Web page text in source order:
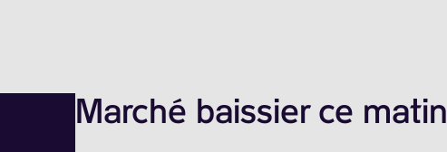
Marché baissier ce matin